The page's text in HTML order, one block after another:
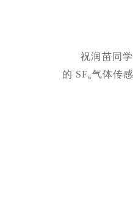
祝润苗同
的 SF₆气体传